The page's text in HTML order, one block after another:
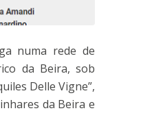
numa rede de
da Beira, sob
Delle Vigne”,
da Beira e